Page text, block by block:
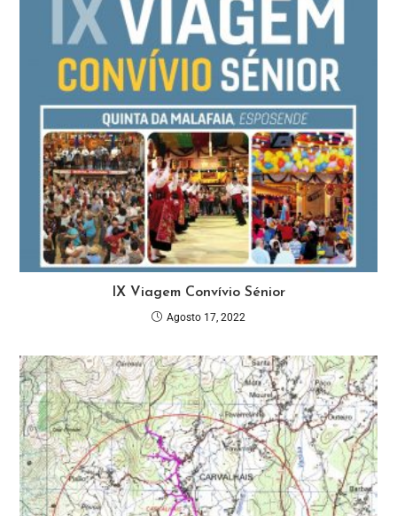
IX Viagem Convívio Sénior
Agosto 17, 2022